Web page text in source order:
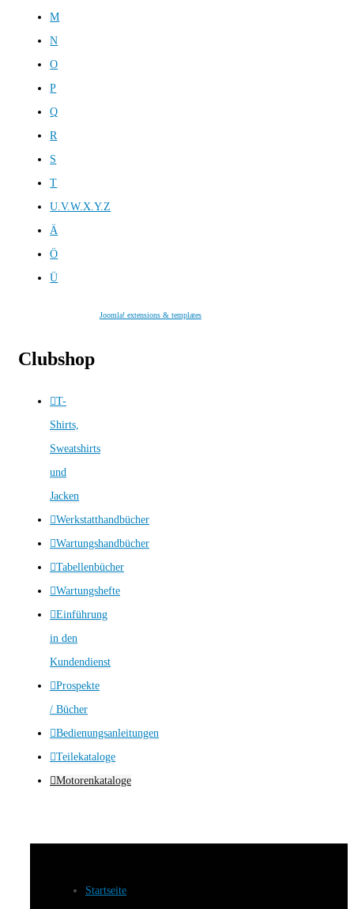
M
N
O
P
Q
R
S
T
U.V.W.X.Y.Z
Ä
Ö
Ü
Joomla! extensions & templates
Clubshop
T-
Shirts,
Sweatshirts
und
Jacken
Werkstatthandbücher
Wartungshandbücher
Tabellenbücher
Wartungshefte
Einführung
in den
Kundendienst
Prospekte
/ Bücher
Bedienungsanleitungen
Teilekataloge
Motorenkataloge
Startseite